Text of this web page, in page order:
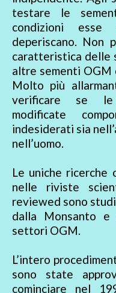
testare le
condizioni
deperiscano. Non
caratteristica delle
altre sementi OGM
Molto più
verificare se le
modificate
indesiderati sia
nell’uomo.
Le uniche ricerche
nelle riviste
reviewed sono
dalla Monsanto
settori OGM.
L’intero
sono state
cominciare nel